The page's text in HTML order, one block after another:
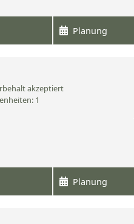
Planung
akzeptiert
1
Planung